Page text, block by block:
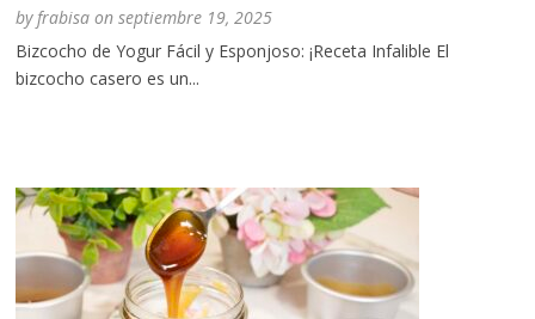
byfrabisa onseptiembre 19, 2025
Bizcocho de Yogur Fácil y Esponjoso: ¡Receta Infalible El
bizcocho casero es un...